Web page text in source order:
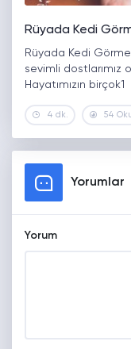
Rüyada Kedi
Rüyada Kedi
sevimli dostlarımız
Hayatımızın birçok1
4 dk. 54
Yorumlar
Yorum